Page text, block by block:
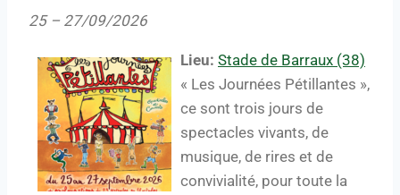
25– 27/09/2026
Lieu: Stade de Barraux (38)
« Les Journées Pétillantes »,
ce sont trois jours de
spectacles vivants, de
musique, de rires et de
convivialité, pour toute la